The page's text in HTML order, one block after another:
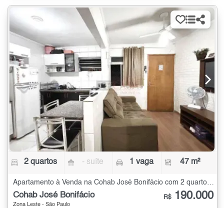
2 quartos - suíte 1 vaga 47 m²
Cohab José Bonifácio
Zona Leste - São Paulo
R$ 190.000